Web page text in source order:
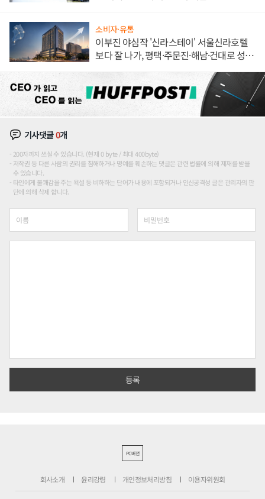
소비자·유통
이부진 야심작 '신라스테이' 서울신라호텔
보다 잘 나가, 평택·주문진·해남·건대로 성
기사댓글0개
200자까지 쓰실 수 있습니다. (현재 0 byte / 최대 400byte)
저작권 등 다른 사람의 권리를 침해하거나 명예를 훼손하는 댓글은 관련 법률에 의해 제재를 받을
수 있습니다.
타인에게 불쾌감을 주는 욕설 등 비하하는 단어가 내용에 포함되거나 인신공격성 글은 관리자의 판
단에 의해 삭제 합니다.
PC버전
회사소개 윤리강령 개인정보처리방침 이용자위원회